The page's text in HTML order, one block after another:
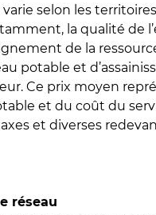
varie selon les
la qualité de
de la
potable et
Ce prix moyen
et du coût du
et diverses
réseau